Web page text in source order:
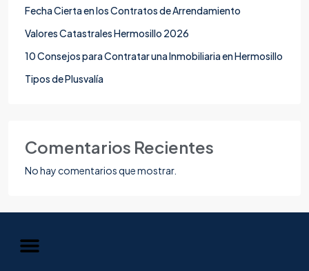
Fecha Cierta en los Contratos de Arrendamiento
Valores Catastrales Hermosillo 2026
10 Consejos para Contratar una Inmobiliaria en Hermosillo
Tipos de Plusvalía
Comentarios Recientes
No hay comentarios que mostrar.